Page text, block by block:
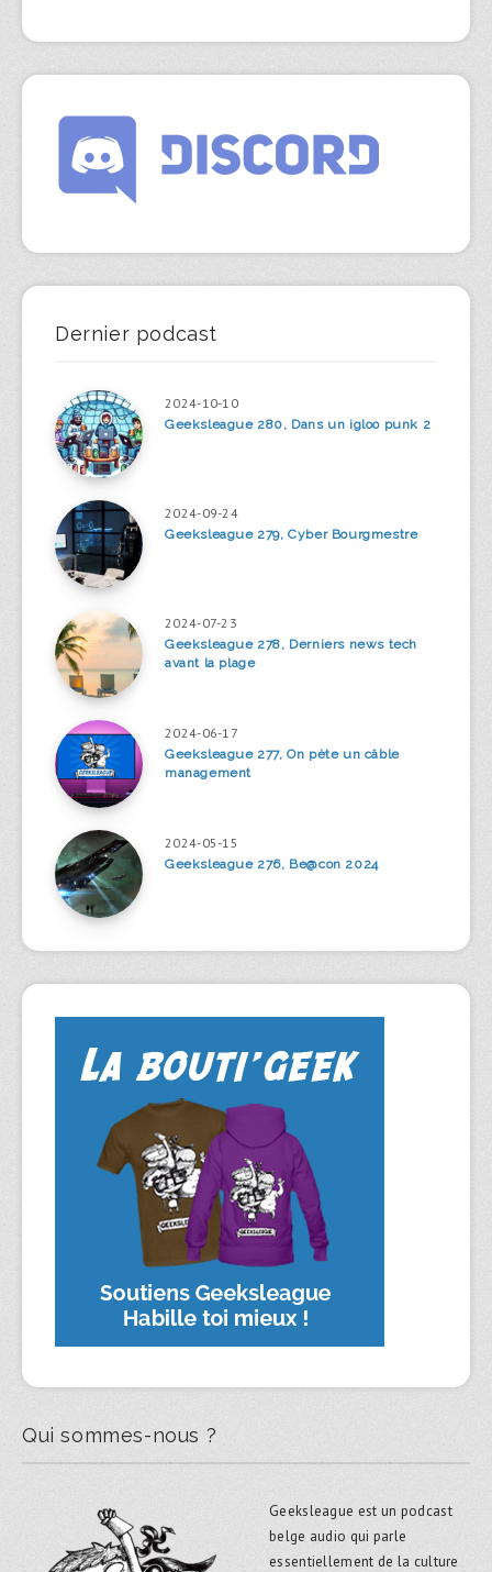
Dernier podcast
2024-10-10
Geeksleague 280, Dans un igloo punk 2
2024-09-24
Geeksleague 279, Cyber Bourgmestre
2024-07-23
Geeksleague 278, Derniers news tech
avant la plage
2024-06-17
Geeksleague 277, On pète un câble
management
2024-05-15
Geeksleague 276, Be@con 2024
Qui sommes-nous ?
Geeksleague est un podcast
belge audio qui parle
essentiellement de la culture